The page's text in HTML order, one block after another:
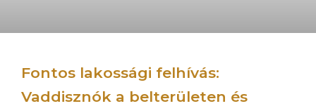
Fontos lakossági felhívás:
Vaddisznók a belterületen és